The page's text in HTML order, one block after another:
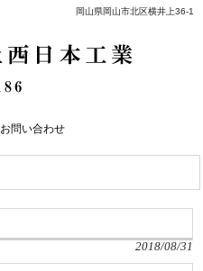
岡山県岡山市北区横井上36-1
お問い合わせ
2018/08/31